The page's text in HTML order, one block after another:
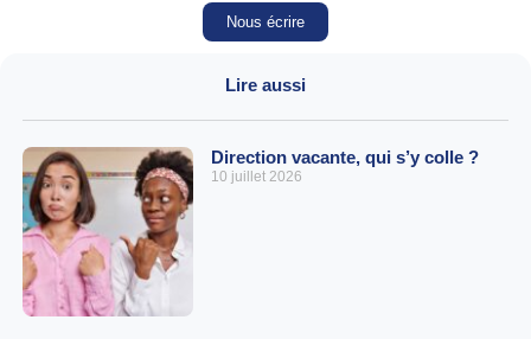
Nous écrire
Lire aussi
Direction vacante, qui s’y colle ?
10 juillet 2026